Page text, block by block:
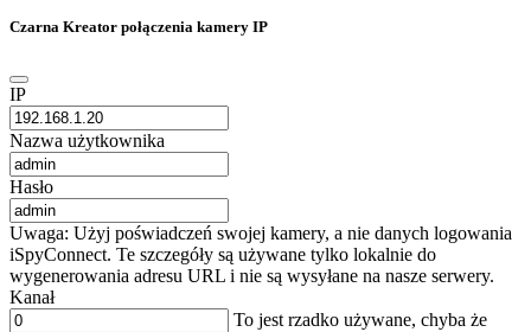
Czarna Kreator połączenia kamery IP
IP
Nazwa użytkownika
Hasło
Uwaga: Użyj poświadczeń swojej kamery, a nie danych logowania
iSpyConnect. Te szczegóły są używane tylko lokalnie do
wygenerowania adresu URL i nie są wysyłane na nasze serwery.
Kanał
To jest rzadko używane, chyba że